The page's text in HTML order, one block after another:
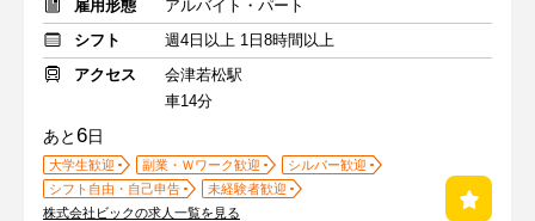
雇用形態
アルバイト・パート
シフト
週4日以上 1日8時間以上
アクセス
会津若松駅
車14分
あと6日
大学生歓迎 副業・Ｗワーク歓迎
シルバー歓迎
シフト自由・自己申告
未経験者歓迎
株式会社ビックの求人一覧を見る